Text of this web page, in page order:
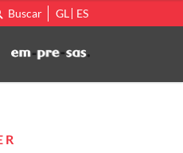
Buscar GL ES
R